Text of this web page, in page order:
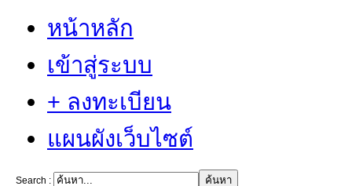
หน้าหลัก
เข้าสู่ระบบ
+ ลงทะเบียน
แผนผังเว็บไซต์
Search :